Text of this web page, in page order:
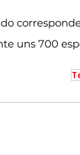
uns 700